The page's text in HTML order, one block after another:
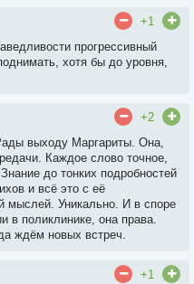
+1
прогрессивный
хотя бы до уровня,
+2
выходу Маргариты. Она,
Каждое слово точное,
до тонких подробностей
и всё это с её
мыслей. Уникально. И в споре
в поликлинике, она права.
ждём новых встреч.
+1